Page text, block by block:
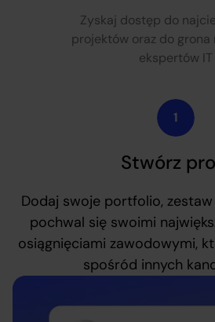
Zyskaj dostęp do
projektów oraz do grona
ekspertów IT
Stwórz
Dodaj swoje portfolio,
pochwal się swoimi
osiągnięciami zawodowymi,
spośród innych